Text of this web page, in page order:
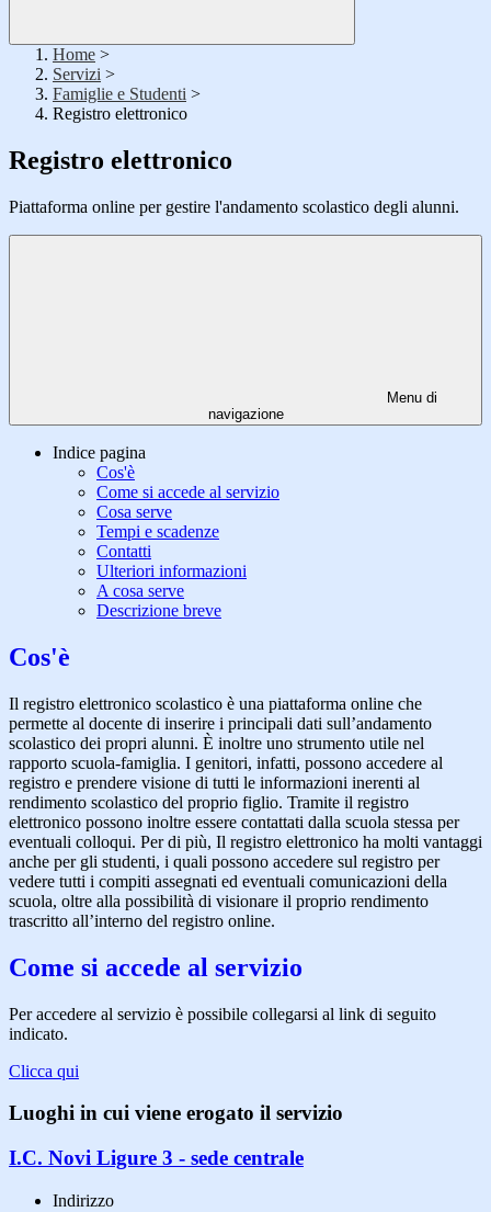
Home >
Servizi >
Famiglie e Studenti >
Registro elettronico
Registro elettronico
Piattaforma online per gestire l'andamento scolastico degli alunni.
Menu di
navigazione
Indice pagina
Cos'è
Come si accede al servizio
Cosa serve
Tempi e scadenze
Contatti
Ulteriori informazioni
A cosa serve
Descrizione breve
Cos'è
Il registro elettronico scolastico è una piattaforma online che
permette al docente di inserire i principali dati sull’andamento
scolastico dei propri alunni. È inoltre uno strumento utile nel
rapporto scuola-famiglia. I genitori, infatti, possono accedere al
registro e prendere visione di tutti le informazioni inerenti al
rendimento scolastico del proprio figlio. Tramite il registro
elettronico possono inoltre essere contattati dalla scuola stessa per
eventuali colloqui. Per di più, Il registro elettronico ha molti vantaggi
anche per gli studenti, i quali possono accedere sul registro per
vedere tutti i compiti assegnati ed eventuali comunicazioni della
scuola, oltre alla possibilità di visionare il proprio rendimento
trascritto all’interno del registro online.
Come si accede al servizio
Per accedere al servizio è possibile collegarsi al link di seguito
indicato.
Clicca qui
Luoghi in cui viene erogato il servizio
I.C. Novi Ligure 3 - sede centrale
Indirizzo